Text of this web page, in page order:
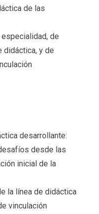
de las
de
didáctica, y de
desarrollante:
desde las
inicial de la
la línea de didáctica
vinculación